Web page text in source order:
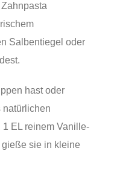
Salbentiegel oder
hast oder
natürlichen
1 EL reinem Vanille-
sie in kleine